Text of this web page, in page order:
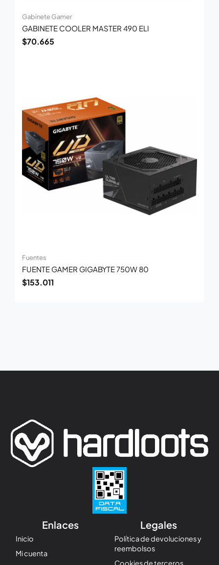
Gabinete Gamer
GABINETE COOLER MASTER 490 ELI
$70.665
Fuentes
FUENTE GAMER GIGABYTE 750W 80
$153.011
Enlaces
Inicio
Mi cuenta
Legales
Política de devoluciones y
reembolsos